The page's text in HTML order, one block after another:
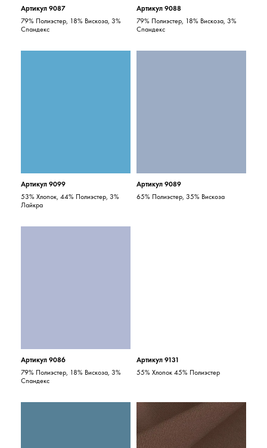
Артикул 9087
79% Полиэстер, 18% Вискоза, 3%
Спандекс
Артикул 9088
79% Полиэстер, 18% Вискоза, 3%
Спандекс
Артикул 9099
53% Хлопок, 44% Полиэстер, 3%
Лайкра
Артикул 9089
65% Полиэстер, 35% Вискоза
Артикул 9086
79% Полиэстер, 18% Вискоза, 3%
Спандекс
Артикул 9131
55% Хлопок 45% Полиэстер